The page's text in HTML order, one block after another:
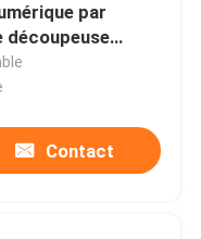
par
découpeuse
cannelant la
Contact